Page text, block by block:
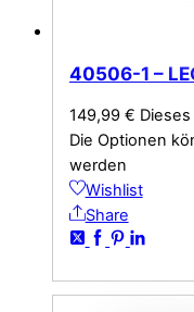
40506-1 –
149,99 €
Die Optionen
werden
Wishlist
Share